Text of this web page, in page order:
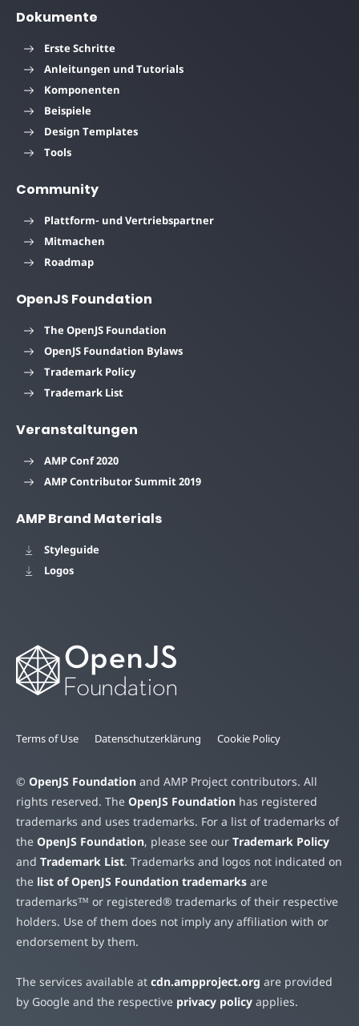
Dokumente
Erste Schritte
Anleitungen und Tutorials
Komponenten
Beispiele
Design Templates
Tools
Community
Plattform- und Vertriebspartner
Mitmachen
Roadmap
OpenJS Foundation
The OpenJS Foundation
OpenJS Foundation Bylaws
Trademark Policy
Trademark List
Veranstaltungen
AMP Conf 2020
AMP Contributor Summit 2019
AMP Brand Materials
Styleguide
Logos
Terms of Use Datenschutzerklärung Cookie Policy
© OpenJS Foundation and AMP Project contributors. All
rights reserved. The OpenJS Foundation has registered
trademarks and uses trademarks. For a list of trademarks of
the OpenJS Foundation, please see our Trademark Policy
and Trademark List. Trademarks and logos not indicated on
the list of OpenJS Foundation trademarks are
trademarks™ or registered® trademarks of their respective
holders. Use of them does not imply any affiliation with or
endorsement by them.
The services available at cdn.ampproject.org are provided
by Google and the respective privacy policy applies.